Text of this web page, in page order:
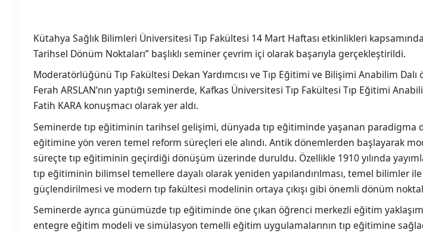
Kütahya Sağlık Bilimleri Üniversitesi Tıp Fakültesi 14 Mart Haftası etkinlikleri
Tarihsel Dönüm Noktaları” başlıklı seminer çevrim içi olarak başarıyla gerçekleştirildi.
Moderatörlüğünü Tıp Fakültesi Dekan Yardımcısı ve Tıp Eğitimi ve Bilişimi Anabilim
Ferah ARSLAN’nın yaptığı seminerde, Kafkas Üniversitesi Tıp Fakültesi Tıp Eğitimi
Fatih KARA konuşmacı olarak yer aldı.
Seminerde tıp eğitiminin tarihsel gelişimi, dünyada tıp eğitiminde yaşanan paradigma
eğitimine yön veren temel reform süreçleri ele alındı. Antik dönemlerden başlayarak
süreçte tıp eğitiminin geçirdiği dönüşüm üzerinde duruldu. Özellikle 1910 yılında
tıp eğitiminin bilimsel temellere dayalı olarak yeniden yapılandırılması, temel bilimler
güçlendirilmesi ve modern tıp fakültesi modelinin ortaya çıkışı gibi önemli dönüm
Seminerde ayrıca günümüzde tıp eğitiminde öne çıkan öğrenci merkezli eğitim
entegre eğitim modeli ve simülasyon temelli eğitim uygulamalarının tıp eğitimine